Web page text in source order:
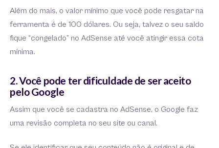
Além do mais, o valor mínimo que você pode resgatar na
ferramenta é de 100 dólares. Ou seja, talvez o seu saldo
fique “congelado” no AdSense até você atingir essa cota
mínima.
2. Você pode ter dificuldade de ser aceito
pelo Google
Assim que você se cadastra no AdSense, o Google faz
uma revisão completa no seu site ou canal.